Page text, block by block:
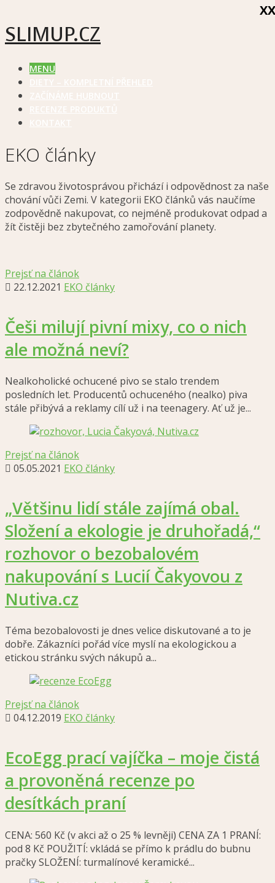
SLIMUP.CZ
MENU
EKO články
Se zdravou životosprávou přichází i odpovědnost za naše
chování vůči Zemi. V kategorii EKO článků vás naučíme
zodpovědně nakupovat, co nejméně produkovat odpad a
žít čistěji bez zbytečného zamořování planety.
Prejsť na článok
22.12.2021 EKO články
Češi milují pivní mixy, co o nich
ale možná neví?
Nealkoholické ochucené pivo se stalo trendem
posledních let. Producentů ochuceného (nealko) piva
stále přibývá a reklamy cílí už i na teenagery. Ať už je...
Prejsť na článok
05.05.2021 EKO články
„Většinu lidí stále zajímá obal.
Složení a ekologie je druhořadá,“
rozhovor o bezobalovém
nakupování s Lucií Čakyovou z
Nutiva.cz
Téma bezobalovosti je dnes velice diskutované a to je
dobře. Zákazníci pořád více myslí na ekologickou a
etickou stránku svých nákupů a...
Prejsť na článok
04.12.2019 EKO články
EcoEgg prací vajíčka – moje čistá
a provoněná recenze po
desítkách praní
CENA: 560 Kč (v akci až o 25 % levněji) CENA ZA 1 PRANÍ:
pod 8 Kč POUŽITÍ: vkládá se přímo k prádlu do bubnu
pračky SLOŽENÍ: turmalínové keramické...
XX